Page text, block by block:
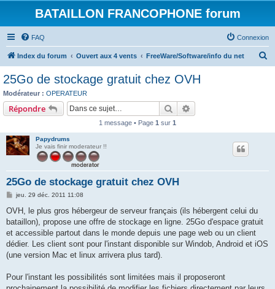
BATAILLON FRANCOPHONE forum
FAQ Connexion
Index du forum Ouvert aux 4 vents FreeWare/Software/info du net
e
25Go de stockage gratuit chez OVH
Modérateur : OPERATEUR
Répondre Rechercher
1 message • Page 1 sur 1
Papydrums
Je vais finir moderateur !!
25Go de stockage gratuit chez OVH
M
s
a
g
jeu. 29 déc. 2011 11:08
OVH, le plus gros hébergeur de serveur français (ils hébergent celui du
bataillon), propose une offre de stockage en ligne. 25Go d'espace gratuit
et accessible partout dans le monde depuis une page web ou un client
dédier. Les client sont pour l'instant disponible sur Windob, Android et iOS
(une version Mac et linux arrivera plus tard).
Pour l'instant les possibilités sont limitées mais il proposeront